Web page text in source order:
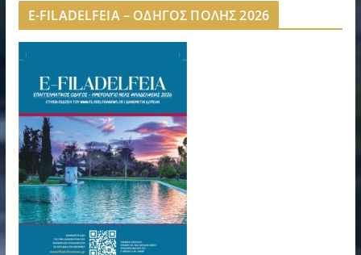
E-FILADELFEIA – ΟΔΗΓΟΣ ΠΟΛΗΣ 2026